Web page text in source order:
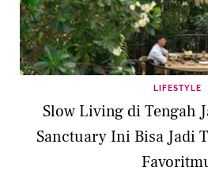
LIFESTYLE
Slow Living di Tengah
Sanctuary Ini Bisa Jadi